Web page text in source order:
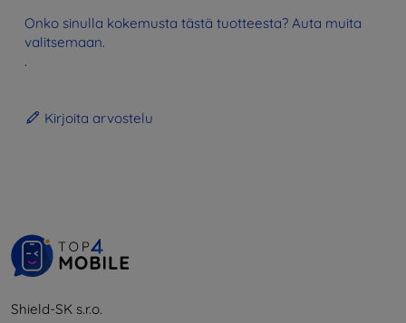
Onko sinulla kokemusta tästä tuotteesta? Auta muita
valitsemaan.
.
Kirjoita arvostelu
Shield-SK s.r.o.